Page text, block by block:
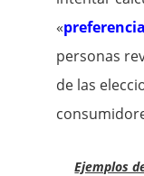
«
personas
de las
Ejemplos